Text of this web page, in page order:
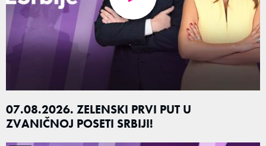
07.08.2026. ZELENSKI PRVI PUT U
ZVANIČNOJ POSETI SRBIJI!